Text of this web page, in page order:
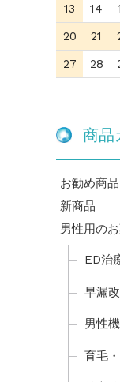
13
14
20
21
27
28
商品
お勧め商品
新商品
男性用の
ED治
早漏
男性
育毛